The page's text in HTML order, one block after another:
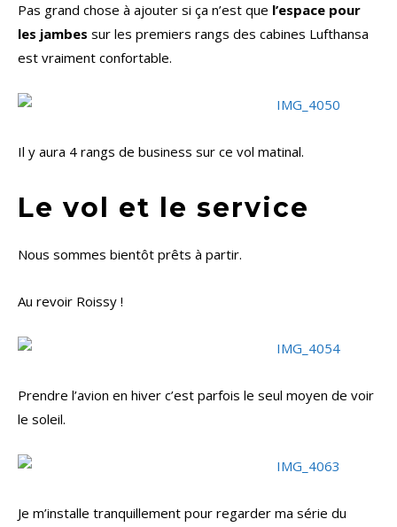
Pas grand chose à ajouter si ça n’est que l’espace pour
les jambes sur les premiers rangs des cabines Lufthansa
est vraiment confortable.
Il y aura 4 rangs de business sur ce vol matinal.
Le vol et le service
Nous sommes bientôt prêts à partir.
Au revoir Roissy !
Prendre l’avion en hiver c’est parfois le seul moyen de voir
le soleil.
Je m’installe tranquillement pour regarder ma série du